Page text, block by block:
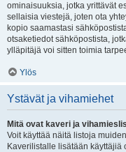
ominaisuuksia, jotka yrittävät
sellaisia viestejä, joten ota
kopio saamastasi
otsaketiedot sähköpostista,
ylläpitäjä voi sitten toimia
Ylös
Ystävät ja vihamiehet
Mitä ovat kaveri ja
Voit käyttää näitä listoja
Kaverilistalle lisätään käyttäjiä